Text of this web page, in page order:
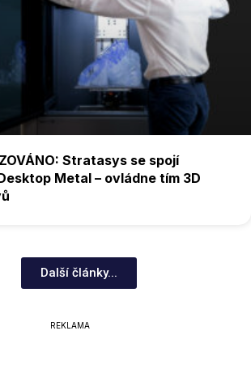
Stratasys se spojí
Metal – ovládne tím 3D
Další články...
REKLAMA